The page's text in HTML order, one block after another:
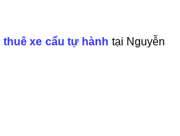
thuê xe cẩu tự hành tại Nguyễn